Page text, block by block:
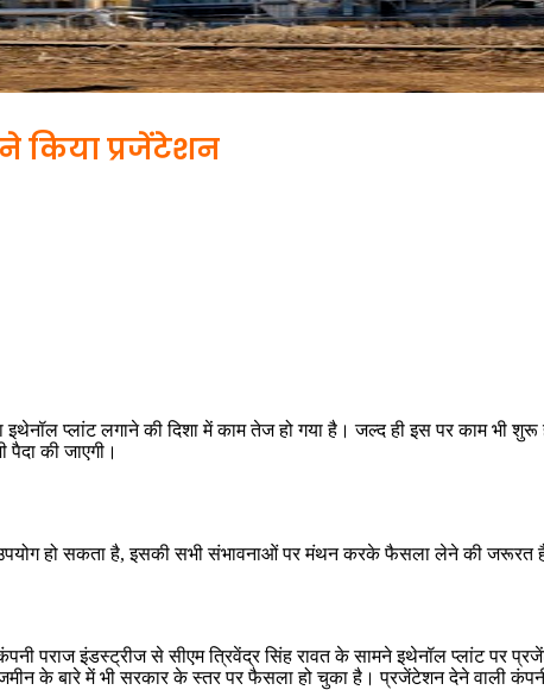
किया प्रजेंटेशन
प्लांट लगाने की दिशा में काम तेज हो गया है। जल्द ही इस पर काम भी शुरू
की जाएगी।
हो सकता है, इसकी सभी संभावनाओं पर मंथन करके फैसला लेने की जरूरत
पराज इंडस्ट्रीज से सीएम त्रिवेंद्र सिंह रावत के सामने इथेनॉल प्लांट पर
के बारे में भी सरकार के स्तर पर फैसला हो चुका है। प्रजेंटेशन देने वाली